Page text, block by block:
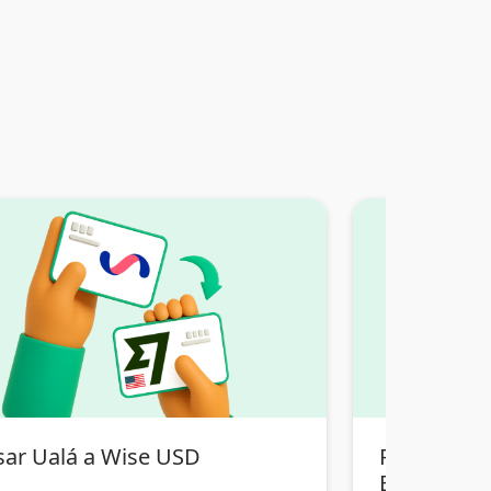
Ualá a Wise USD
Pasar
Bolivia a